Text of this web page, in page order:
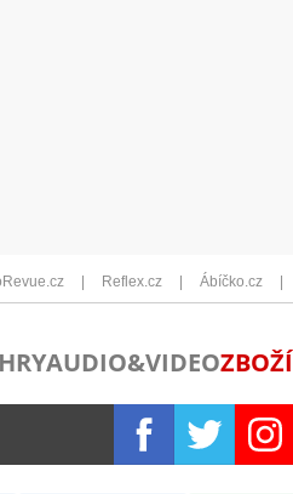
Reflex.cz Ábíčko.cz
HRYAUDIO&VIDEOZBOŽÍ